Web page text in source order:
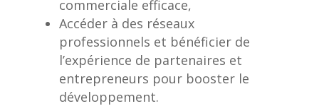
commerciale efficace,
Accéder à des réseaux
professionnels et bénéficier de
l’expérience de partenaires et
entrepreneurs pour booster le
développement.